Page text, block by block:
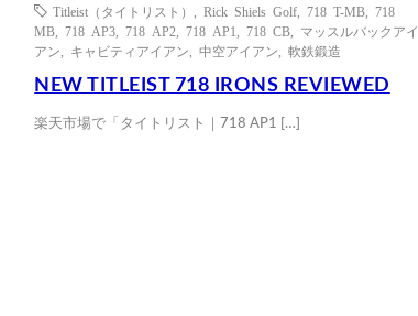
Titleist（タイトリスト）
,Rick Shiels Golf ,718 T-MB ,718
MB ,718 AP3 ,718 AP2 ,718 AP1 ,718 CB
マッスルバックアイ
アン
キャビティアイアン ,中空アイアン ,軟鉄鍛造
NEW TITLEIST 718 IRONS REVIEWED
楽天市場で「タイトリスト｜718 AP1 […]